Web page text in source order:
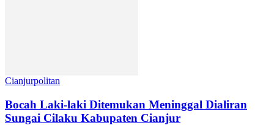
Cianjurpolitan
Bocah Laki-laki Ditemukan Meninggal Dialiran
Sungai Cilaku Kabupaten Cianjur